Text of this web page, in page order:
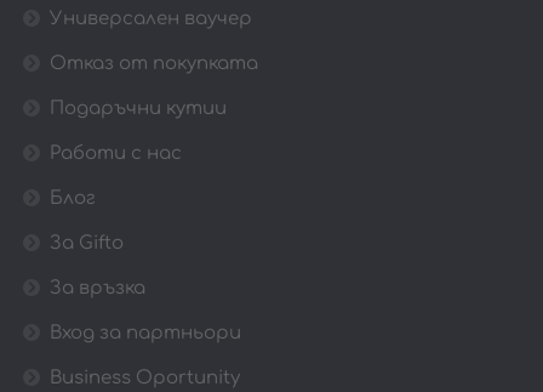
Универсален ваучер
Отказ от покупката
Подаръчни кутии
Работи с нас
Блог
За Gifto
За връзка
Вход за партньори
Business Oportunity